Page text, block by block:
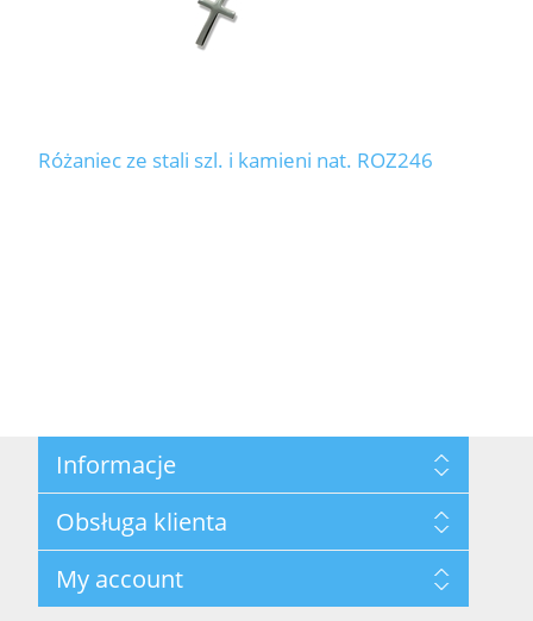
Różaniec ze stali szl. i kamieni nat. ROZ246
Informacje
Polityka prywatności
Regulamin hurtowni
O marce Yvon
Kontakt
Obsługa klienta
Nowości
Blog
My account